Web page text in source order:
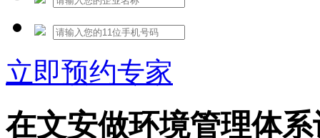
立即预约专家
在文安做环境管理体